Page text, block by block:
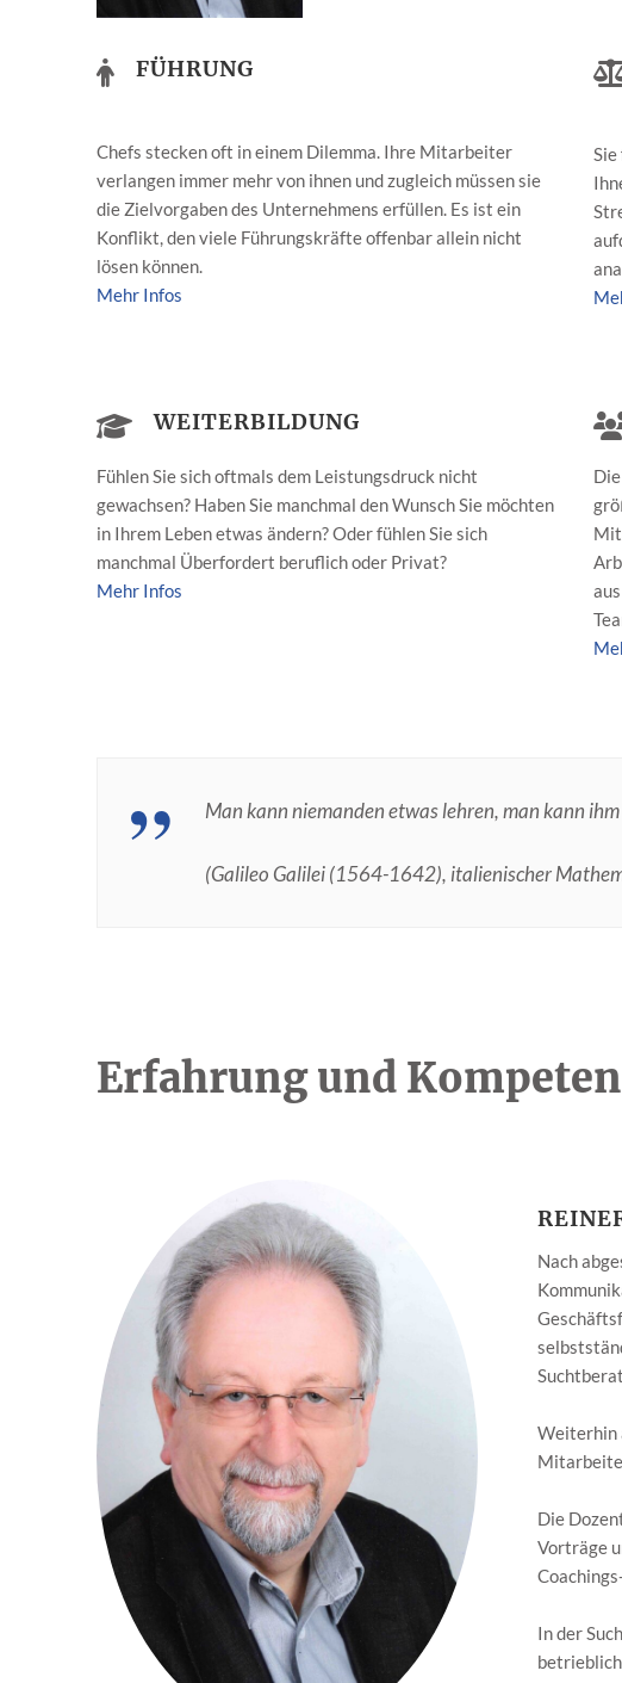
FÜHRUNG
Chefs stecken oft in einem Dilemma. Ihre Mitarbeiter
verlangen immer mehr von ihnen und zugleich müssen sie
die Zielvorgaben des Unternehmens erfüllen. Es ist ein
Konflikt, den viele Führungskräfte offenbar allein nicht
lösen können.
Mehr Infos
Sie
WEITERBILDUNG
Fühlen Sie sich oftmals dem Leistungsdruck nicht
gewachsen? Haben Sie manchmal den Wunsch Sie möchten
in Ihrem Leben etwas ändern? Oder fühlen Sie sich
manchmal Überfordert beruflich oder Privat?
Mehr Infos
Man kann niemanden etwas lehren, man kann
(Galileo Galilei (1564-1642), italienischer
Erfahrung und
Nach
Weiterhin
Die
Vorträge
In der